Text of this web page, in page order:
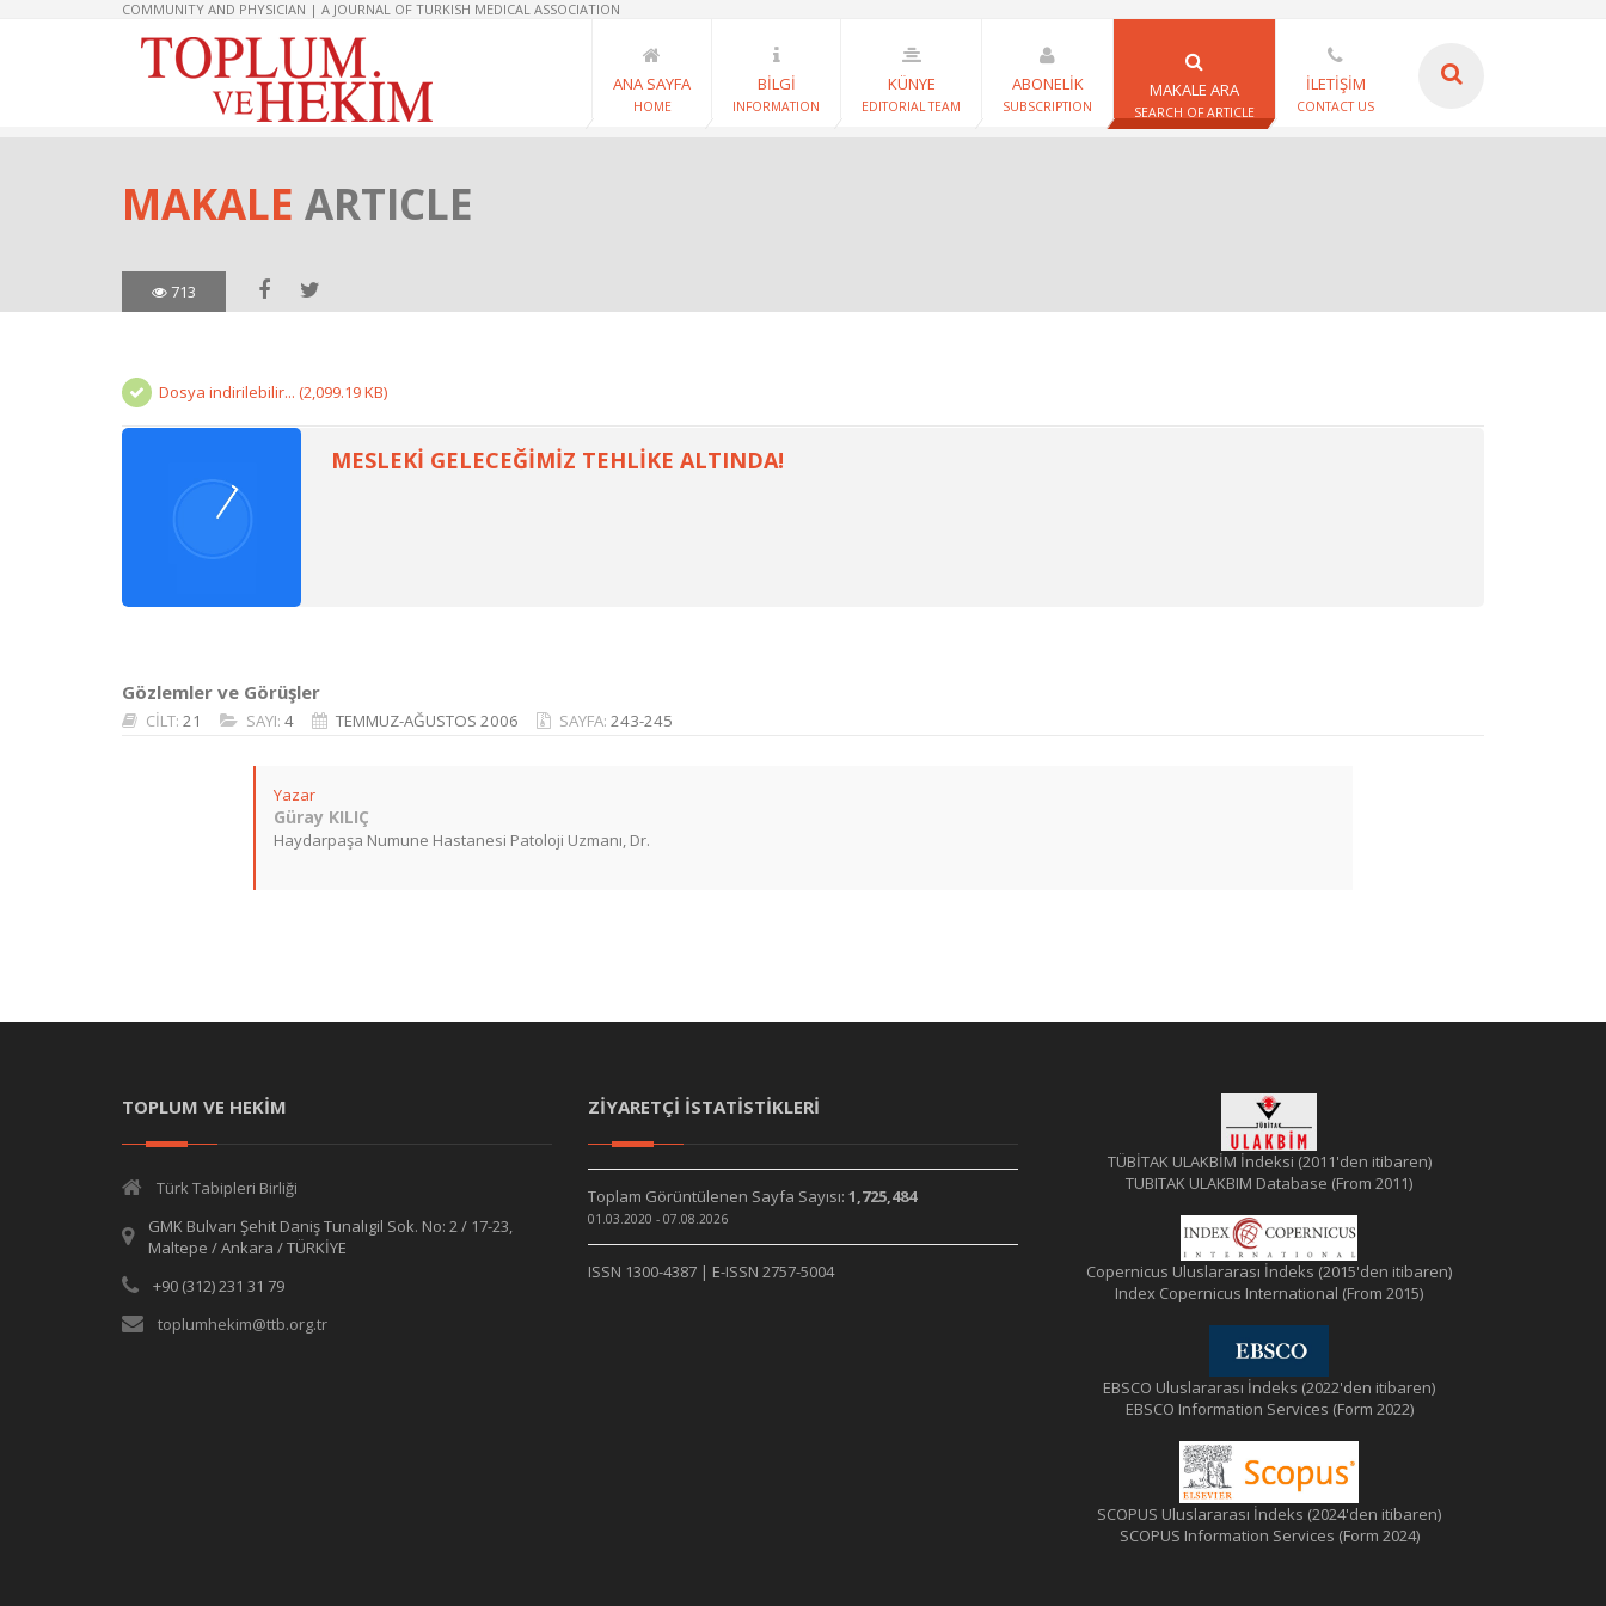
COMMUNITY AND PHYSICIAN | A JOURNAL OF TURKISH MEDICAL ASSOCIATION
ANA SAYFA
HOME
BİLGİ
INFORMATION
KÜNYE
EDITORIAL TEAM
ABONELİK
SUBSCRIPTION
MAKALE ARA
SEARCH OF ARTICLE
İLETİŞİM
CONTACT US
MAKALE ARTICLE
713
Dosya indirilebilir... (2,099.19 KB)
MESLEKİ GELECEĞİMİZ TEHLİKE ALTINDA!
Gözlemler ve Görüşler
CİLT: 21 SAYI: 4 TEMMUZ-AĞUSTOS 2006 SAYFA: 243-245
Yazar
Güray KILIÇ
Haydarpaşa Numune Hastanesi Patoloji Uzmanı, Dr.
TOPLUM VE HEKİM
Türk Tabipleri Birliği
GMK Bulvarı Şehit Daniş Tunalıgil Sok. No: 2 / 17-23,
Maltepe / Ankara / TÜRKİYE
+90 (312) 231 31 79
toplumhekim@ttb.org.tr
ZİYARETÇİ İSTATİSTİKLERİ
Toplam Görüntülenen Sayfa Sayısı: 1,725,484
01.03.2020 - 07.08.2026
ISSN 1300-4387 | E-ISSN 2757-5004
TÜBİTAK ULAKBİM İndeksi (2011'den itibaren)
TUBITAK ULAKBIM Database (From 2011)
Copernicus Uluslararası İndeks (2015'den itibaren)
Index Copernicus International (From 2015)
EBSCO Uluslararası İndeks (2022'den itibaren)
EBSCO Information Services (Form 2022)
SCOPUS Uluslararası İndeks (2024'den itibaren)
SCOPUS Information Services (Form 2024)